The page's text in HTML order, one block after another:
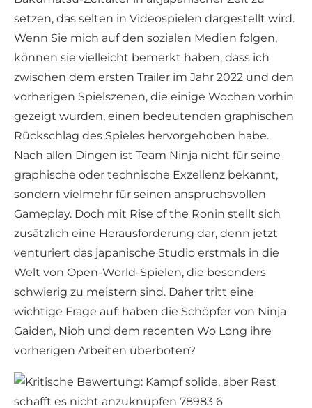
setzen, das selten in Videospielen dargestellt wird.
Wenn Sie mich auf den sozialen Medien folgen,
können sie vielleicht bemerkt haben, dass ich
zwischen dem ersten Trailer im Jahr 2022 und den
vorherigen Spielszenen, die einige Wochen vorhin
gezeigt wurden, einen bedeutenden graphischen
Rückschlag des Spieles hervorgehoben habe.
Nach allen Dingen ist Team Ninja nicht für seine
graphische oder technische Exzellenz bekannt,
sondern vielmehr für seinen anspruchsvollen
Gameplay. Doch mit Rise of the Ronin stellt sich
zusätzlich eine Herausforderung dar, denn jetzt
venturiert das japanische Studio erstmals in die
Welt von Open-World-Spielen, die besonders
schwierig zu meistern sind. Daher tritt eine
wichtige Frage auf: haben die Schöpfer von Ninja
Gaiden, Nioh und dem recenten Wo Long ihre
vorherigen Arbeiten überboten?